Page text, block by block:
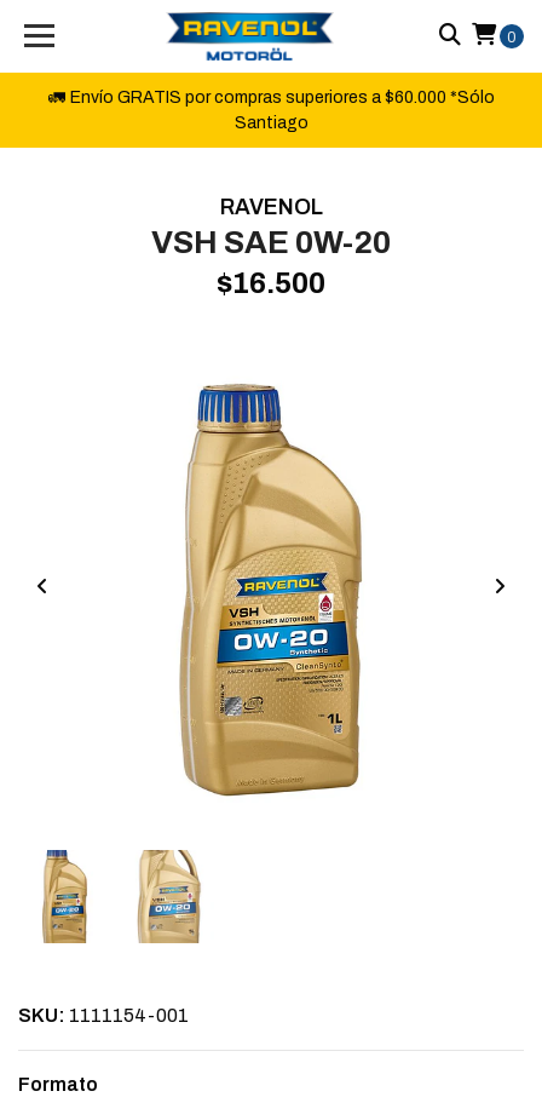
🚛 Envío GRATIS por compras superiores a $60.000 *Sólo
Santiago
0
RAVENOL
VSH SAE 0W-20
$16.500
SKU: 1111154-001
Formato